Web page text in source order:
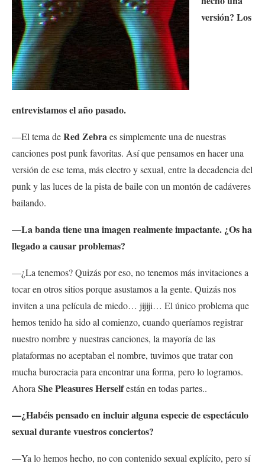
versión? Los
entrevistamos el año pasado.
—El tema deRed Zebraes simplemente una de nuestras
canciones post punk favoritas. Así que pensamos en hacer una
versión de ese tema, más electro y sexual, entre la decadencia del
punk y las luces de la pista de baile con un montón de cadáveres
bailando.
—La banda tiene una imagen realmente impactante. ¿Os ha
llegado a causar problemas?
—¿La tenemos? Quizás por eso, no tenemos más invitaciones a
tocar en otros sitios porque asustamos a la gente. Quizás nos
inviten a una película de miedo… jijiji… El único problema que
hemos tenido ha sido al comienzo, cuando queríamos registrar
nuestro nombre y nuestras canciones, la mayoría de las
plataformas no aceptaban el nombre, tuvimos que tratar con
mucha burocracia para encontrar una forma, pero lo logramos.
AhoraShe Pleasures Herselfestán en todas partes..
—¿Habéis pensado en incluir alguna especie de espectáculo
sexual durante vuestros conciertos?
—Ya lo hemos hecho, no con contenido sexual explícito, pero sí